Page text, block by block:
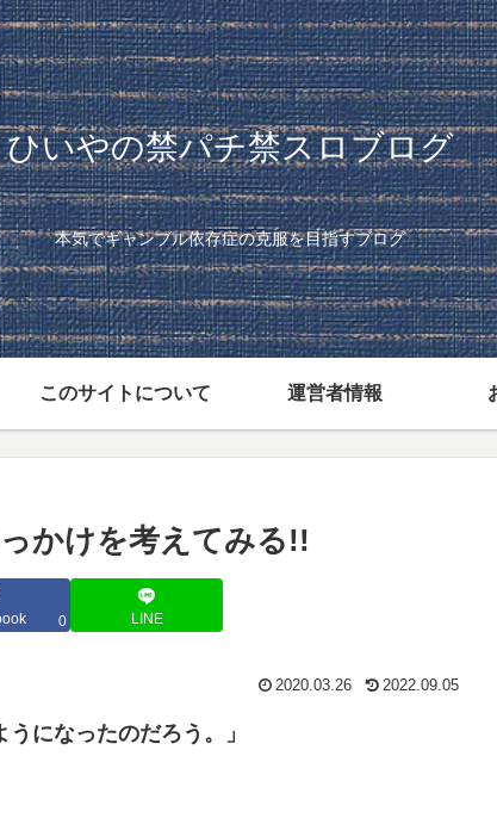
ひいやの禁パチ禁スロブログ
本気でギャンブル依存症の克服を目指すブログ
このサイトについて 運営者情報
かけを考えてみる!!
0 LINE
2020.03.26 2022.09.05
になったのだろう。」